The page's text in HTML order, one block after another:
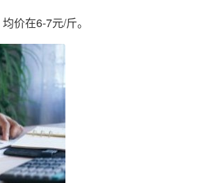
价在6-7元/斤。